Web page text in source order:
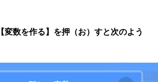
変数を作る】を押（お）すと次のよう